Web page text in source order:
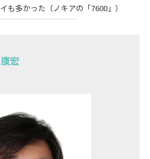
も多かった（ノキアの「7600」）
宏